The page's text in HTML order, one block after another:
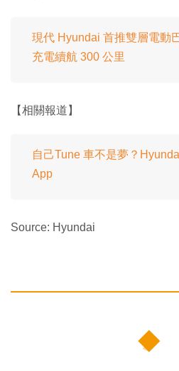
現代 Hyundai 首推雙層電動
充電續航 300 公里
【相關報道】
自己Tune 車不是夢？
App
Source: Hyundai